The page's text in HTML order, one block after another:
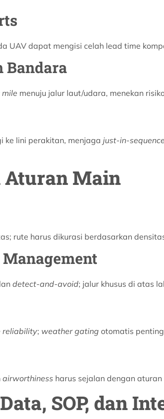
UAV dapat mengisi celah lead time
Bandara
menuju jalur laut/udara, menekan
ke lini perakitan, menjaga just-in-sequence
Aturan Main
rute harus dikurasi berdasarkan
detect-and-avoid; jalur khusus di atas
reliability; weather gating otomatis
airworthiness harus sejalan dengan
SOP, dan